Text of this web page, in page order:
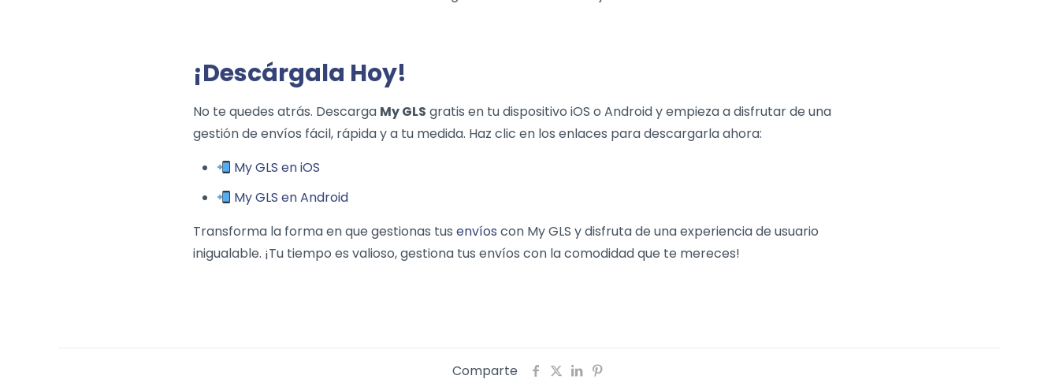
¡Descárgala Hoy!
No te quedes atrás. Descarga My GLS gratis en tu dispositivo iOS o Android y empieza a disfrutar de una
gestión de envíos fácil, rápida y a tu medida. Haz clic en los enlaces para descargarla ahora:
My GLS en iOS
My GLS en Android
Transforma la forma en que gestionas tus envíos con My GLS y disfruta de una experiencia de usuario
inigualable. ¡Tu tiempo es valioso, gestiona tus envíos con la comodidad que te mereces!
Comparte